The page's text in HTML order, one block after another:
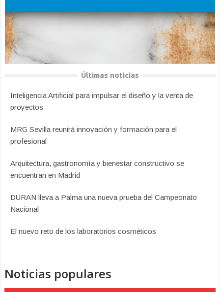
Últimas noticias
Inteligencia Artificial para impulsar el diseño y la venta de
proyectos
MRG Sevilla reunirá innovación y formación para el
profesional
Arquitectura, gastronomía y bienestar constructivo se
encuentran en Madrid
DURAN lleva a Palma una nueva prueba del Campeonato
Nacional
El nuevo reto de los laboratorios cosméticos
Noticias populares